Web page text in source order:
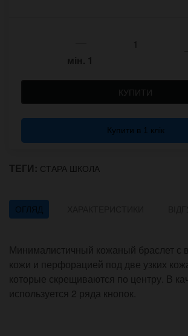
мін. 1
КУПИТИ
Купити в 1 клік
ТЕГИ: СТАРА ШКОЛА
ОГЛЯД
Минималистичный кожаный браслет с
кожи и перфорацией под две узких
которые скрещиваются по центру. В
используется 2 ряда кнопок.